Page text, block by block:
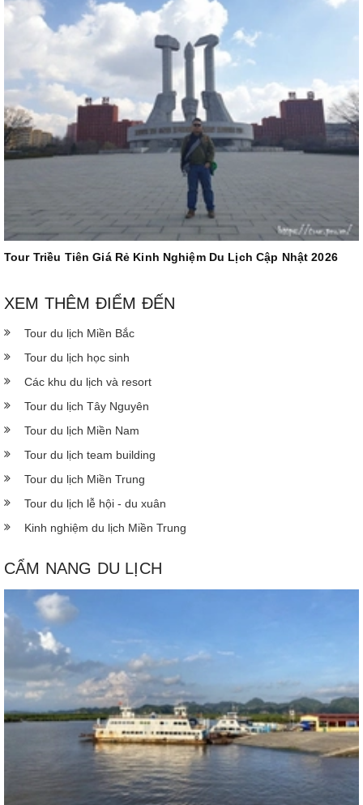
Tour Triều Tiên Giá Rẻ Kinh Nghiệm Du Lịch Cập Nhật 2026
XEM THÊM ĐIỂM ĐẾN
Tour du lịch Miền Bắc
Tour du lịch học sinh
Các khu du lịch và resort
Tour du lịch Tây Nguyên
Tour du lịch Miền Nam
Tour du lịch team building
Tour du lịch Miền Trung
Tour du lịch lễ hội - du xuân
Kinh nghiệm du lịch Miền Trung
CẨM NANG DU LỊCH